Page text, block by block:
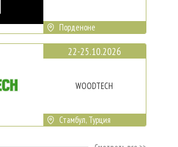
Порденоне
22-25.10.2026
WOODTECH
Стамбул, Турция